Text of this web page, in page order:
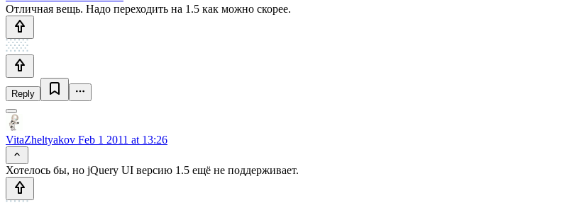
Отличная вещь. Надо переходить на 1.5 как можно скорее.
Reply
VitaZheltyakov Feb 1 2011 at 13:26
Хотелось бы, но jQuery UI версию 1.5 ещё не поддерживает.